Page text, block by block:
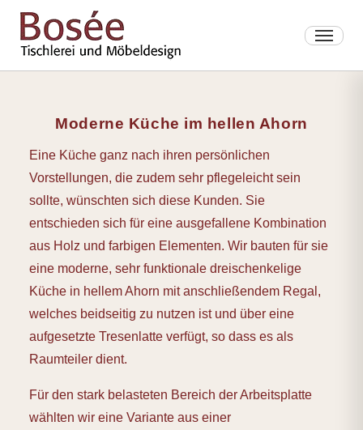
Moderne Küche im hellen Ahorn
Eine Küche ganz nach ihren persönlichen
Vorstellungen, die zudem sehr pflegeleicht sein
sollte, wünschten sich diese Kunden. Sie
entschieden sich für eine ausgefallene Kombination
aus Holz und farbigen Elementen. Wir bauten für sie
eine moderne, sehr funktionale dreischenkelige
Küche in hellem Ahorn mit anschließendem Regal,
welches beidseitig zu nutzen ist und über eine
aufgesetzte Tresenlatte verfügt, so dass es als
Raumteiler dient.
Für den stark belasteten Bereich der Arbeitsplatte
wählten wir eine Variante aus einer